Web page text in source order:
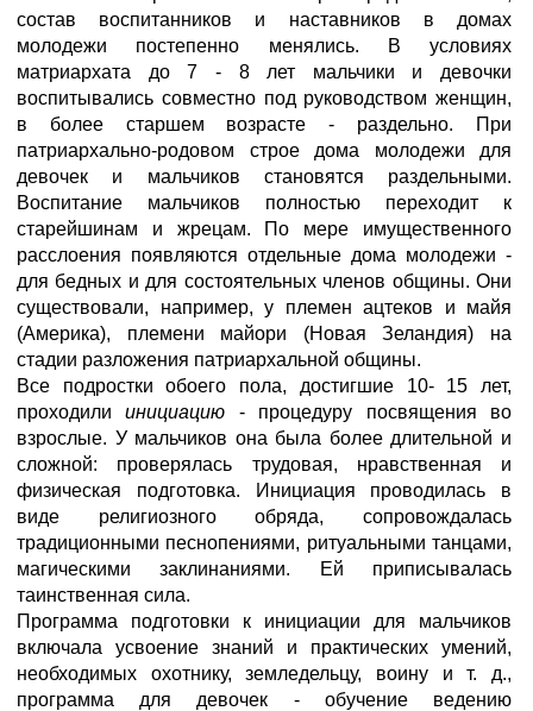
состав воспитанников и наставников в домах
молодежи постепенно менялись. В условиях
матриархата до 7 - 8 лет мальчики и девочки
воспитывались совместно под руководством женщин,
в более старшем возрасте - раздельно. При
патриархально-родовом строе дома молодежи для
девочек и мальчиков становятся раздельными.
Воспитание мальчиков полностью переходит к
старейшинам и жрецам. По мере имущественного
расслоения появляются отдельные дома молодежи -
для бедных и для состоятельных членов общины. Они
существовали, например, у племен ацтеков и майя
(Америка), племени майори (Новая Зеландия) на
стадии разложения патриархальной общины.
Все подростки обоего пола, достигшие 10- 15 лет,
проходилиинициацию - процедуру посвящения во
взрослые. У мальчиков она была более длительной и
сложной: проверялась трудовая, нравственная и
физическая подготовка. Инициация проводилась в
виде религиозного обряда, сопровождалась
традиционными песнопениями, ритуальными танцами,
магическими заклинаниями. Ей приписывалась
таинственная сила.
Программа подготовки к инициации для мальчиков
включала усвоение знаний и практических умений,
необходимых охотнику, земледельцу, воину и т. д.,
программа для девочек - обучение ведению